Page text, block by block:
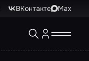
ВКонтакте Max